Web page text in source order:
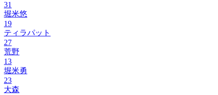
31
堀米悠
19
ティラパット
27
荒野
13
堀米勇
23
大森